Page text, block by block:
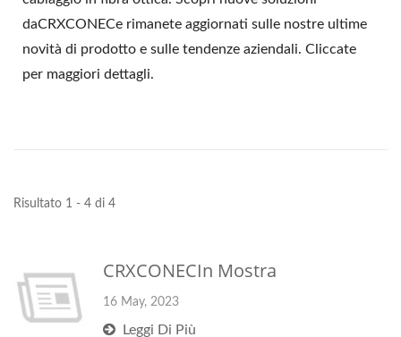
daCRXCONECe rimanete aggiornati sulle nostre ultime
novità di prodotto e sulle tendenze aziendali. Cliccate
per maggiori dettagli.
Risultato 1 - 4 di 4
CRXCONECIn Mostra
16 May, 2023
Leggi Di Più